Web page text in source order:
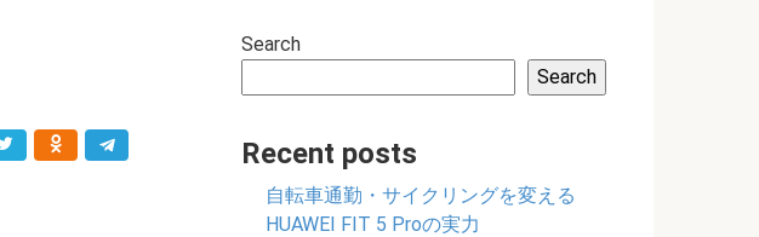
Search
Search
Recent posts
自転車通勤・サイクリングを変える
HUAWEI FIT 5 Proの実力